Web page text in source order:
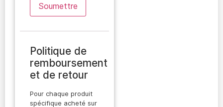
Politique de
remboursement
et de retour
Pour chaque produit
spécifique acheté sur